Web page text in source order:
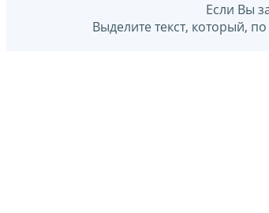
Если Вы
Выделите текст, который,